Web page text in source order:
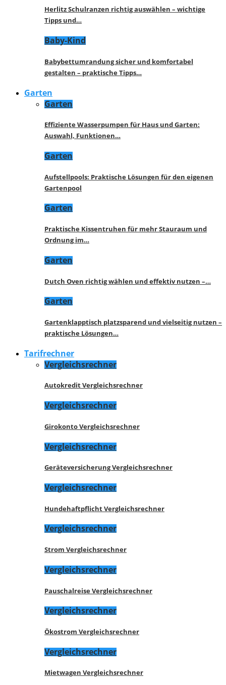
Herlitz Schulranzen richtig auswählen – wichtige
Tipps und…
Baby-Kind
Babybettumrandung sicher und komfortabel
gestalten – praktische Tipps…
Garten
Garten
Effiziente Wasserpumpen für Haus und Garten:
Auswahl, Funktionen…
Garten
Aufstellpools: Praktische Lösungen für den eigenen
Gartenpool
Garten
Praktische Kissentruhen für mehr Stauraum und
Ordnung im…
Garten
Dutch Oven richtig wählen und effektiv nutzen –…
Garten
Gartenklapptisch platzsparend und vielseitig nutzen –
praktische Lösungen…
Tarifrechner
Vergleichsrechner
Autokredit Vergleichsrechner
Vergleichsrechner
Girokonto Vergleichsrechner
Vergleichsrechner
Geräteversicherung Vergleichsrechner
Vergleichsrechner
Hundehaftpflicht Vergleichsrechner
Vergleichsrechner
Strom Vergleichsrechner
Vergleichsrechner
Pauschalreise Vergleichsrechner
Vergleichsrechner
Ökostrom Vergleichsrechner
Vergleichsrechner
Mietwagen Vergleichsrechner